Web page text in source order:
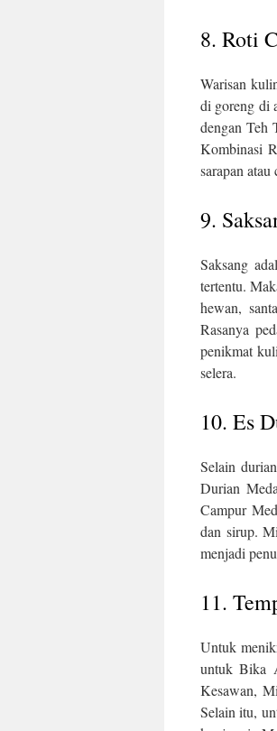
8. Roti
Warisan
di goreng di
dengan Teh
Kombinasi
sarapan
9.
Saksang
tertentu.
hewan,
Rasanya
penikmat
selera.
10. Es
Selain
Durian
Campur
dan sirup.
menjadi
11.
Untuk
untuk Bika
Kesawan,
Selain itu,